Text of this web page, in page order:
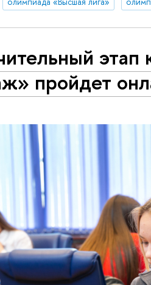
пройдет